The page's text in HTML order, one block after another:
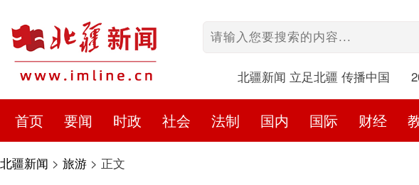
北疆新闻 立足北疆 传播中国
首页 要闻 时政 社会 法制 国内 国际 财经
北疆新闻 > 旅游 > 正文